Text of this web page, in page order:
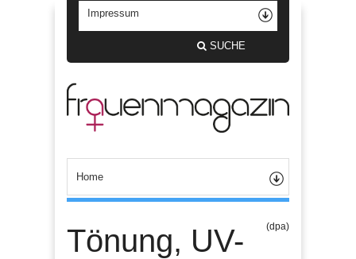
SUCHE
Tönung, UV-
(dpa)